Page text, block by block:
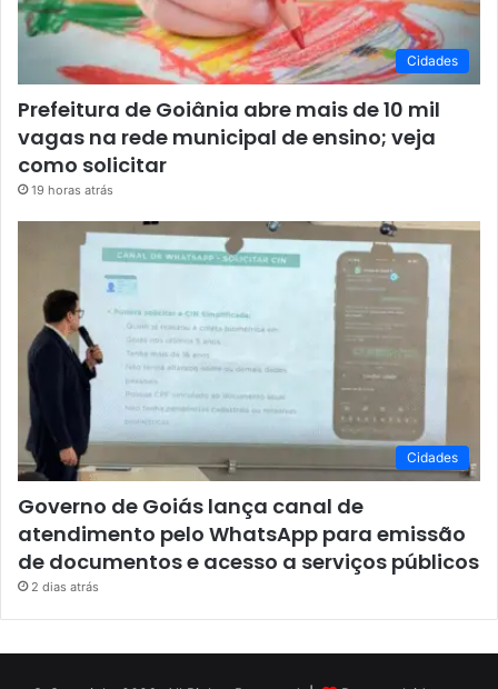
Cidades
Prefeitura de Goiânia abre mais de 10 mil
vagas na rede municipal de ensino; veja
como solicitar
19 horas atrás
Cidades
Governo de Goiás lança canal de
atendimento pelo WhatsApp para emissão
de documentos e acesso a serviços públicos
2 dias atrás